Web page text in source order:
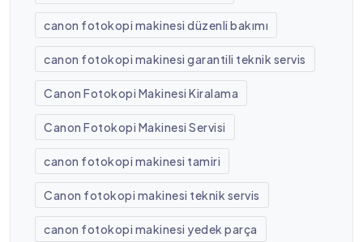
canon fotokopi makinesi düzenli bakımı
canon fotokopi makinesi garantili teknik servis
Canon Fotokopi Makinesi Kiralama
Canon Fotokopi Makinesi Servisi
canon fotokopi makinesi tamiri
Canon fotokopi makinesi teknik servis
canon fotokopi makinesi yedek parça